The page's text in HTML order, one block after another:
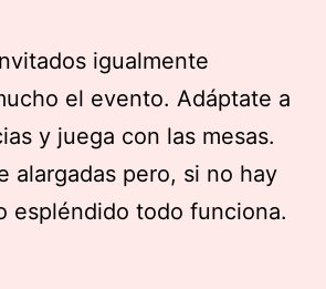
igualmente
el evento. Adáptate a
y juega con las mesas.
alargadas pero, si no hay
espléndido todo funciona.